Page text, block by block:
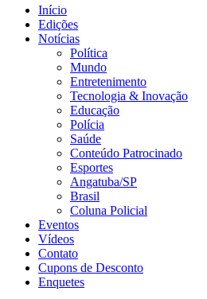
Início
Edições
Notícias
Política
Mundo
Entretenimento
Tecnologia & Inovação
Educação
Polícia
Saúde
Conteúdo Patrocinado
Esportes
Angatuba/SP
Brasil
Coluna Policial
Eventos
Vídeos
Contato
Cupons de Desconto
Enquetes